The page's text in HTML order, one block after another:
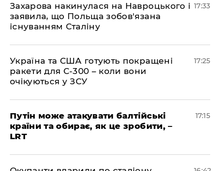
​Захарова накинулася на Навроцького і
заявила, що Польща зобов'язана
існуванням Сталіну
17:33
​Україна та США готують покращені
ракети для С-300 – коли вони
очікуються у ЗСУ
17:25
​Путін може атакувати балтійські
країни та обирає, як це зробити, –
LRT
17:15